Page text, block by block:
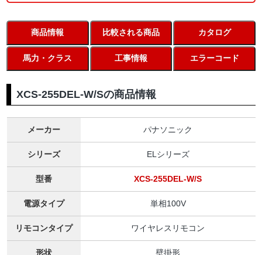
商品情報 比較される商品 カタログ
馬力・クラス 工事情報 エラーコード
XCS-255DEL-W/Sの商品情報
メーカー パナソニック
シリーズ ELシリーズ
型番 XCS-255DEL-W/S
電源タイプ 単相100V
リモコンタイプ ワイヤレスリモコン
形状 壁掛形